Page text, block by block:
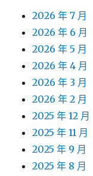
2026 年 7 月
2026 年 6 月
2026 年 5 月
2026 年 4 月
2026 年 3 月
2026 年 2 月
2025 年 12 月
2025 年 11 月
2025 年 9 月
2025 年 8 月